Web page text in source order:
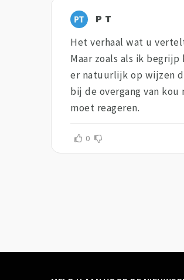
P T
Het verhaal wat u
Maar zoals als ik
er natuurlijk op wijzen
bij de overgang van
moet reageren.
0